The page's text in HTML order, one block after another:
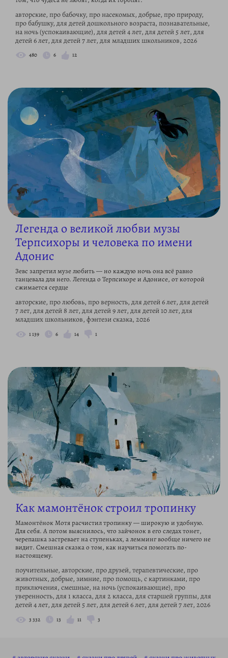
авторские, про бабочку, про насекомых, добрые, про природу,
про бабушку, для детей дошкольного возраста, познавательные,
на ночь (успокаивающие), для детей 4 лет, для детей 5 лет, для
детей 6 лет, для детей 7 лет, для младших школьников, 2026
480 6 12
Легенда о великой любви музы
Терпсихоры и человека по имени
Адонис
Зевс запретил музе любить — но каждую ночь она всё равно
танцевала для него. Легенда о Терпсихоре и Адонисе, от которой
сжимается сердце
авторские, про любовь, про верность, для детей 6 лет, для детей
7 лет, для детей 8 лет, для детей 9 лет, для детей 10 лет, для
младших школьников, фэнтези сказка, 2026
1 139 6 14 1
Как мамонтёнок строил тропинку
Мамонтёнок Мотя расчистил тропинку — широкую и удобную.
Для себя. А потом выяснилось, что зайчонок в его следах тонет,
черепашка застревает на ступеньках, а лемминг вообще ничего не
видит. Смешная сказка о том, как научиться помогать по-
настоящему.
поучительные, авторские, про друзей, терапевтические, про
животных, добрые, зимние, про помощь, с картинками, про
приключения, смешные, на ночь (успокаивающие), про
уверенность, для 1 класса, для 2 класса, для старшей группы, для
детей 4 лет, для детей 5 лет, для детей 6 лет, для детей 7 лет, 2026
3 332 13 11 3